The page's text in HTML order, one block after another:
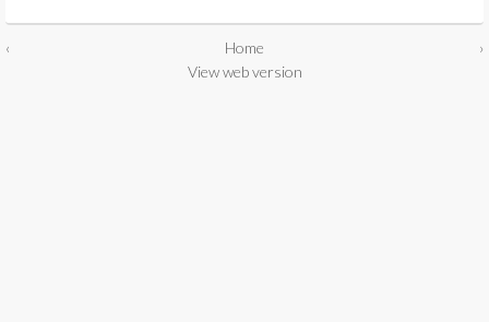
‹ ›
Home
View web version